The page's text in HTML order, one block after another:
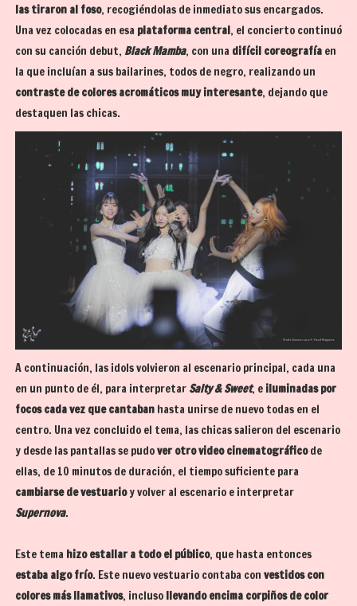
las tiraron al foso, recogiéndolas de inmediato sus encargados.
Una vez colocadas en esa plataforma central, el concierto continuó
con su canción debut, Black Mamba, con una difícil coreografíaen
la que incluían a sus bailarines, todos de negro, realizando un
contraste de colores acromáticos muy interesante, dejando que
destaquen las chicas.
A continuación, las idols volvieron al escenario principal, cada una
en un punto de él, para interpretar Salty & Sweet, e iluminadas por
focos cada vez que cantabanhasta unirse de nuevo todas en el
centro. Una vez concluido el tema, las chicas salieron del escenario
y desde las pantallas se pudover otro video cinematográficode
ellas, de 10 minutos de duración, el tiempo suficiente para
cambiarse de vestuarioy volver al escenario e interpretar
Supernova.
Este tema hizo estallar a todo el público, que hasta entonces
estaba algo frío. Este nuevo vestuario contaba con vestidos con
colores más llamativos, incluso llevando encima corpiños de color